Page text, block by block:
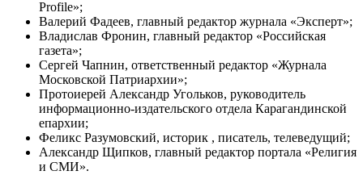
Profile»;
Валерий Фадеев, главный редактор журнала «Эксперт»;
Владислав Фронин, главный редактор «Российская
газета»;
Сергей Чапнин, ответственный редактор «Журнала
Московской Патриархии»;
Протоиерей Александр Угольков, руководитель
информационно-издательского отдела Карагандинской
епархии;
Феликс Разумовский, историк , писатель, телеведущий;
Александр Щипков, главный редактор портала «Религия
и СМИ».